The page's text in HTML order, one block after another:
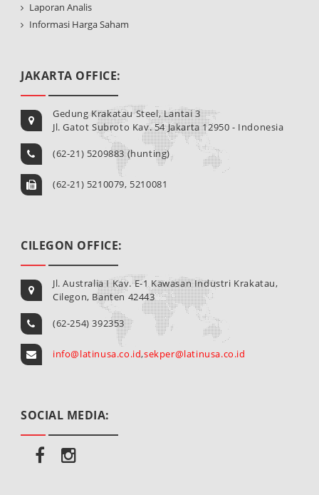
Laporan Analis
Informasi Harga Saham
JAKARTA OFFICE:
Gedung Krakatau Steel, Lantai 3
Jl. Gatot Subroto Kav. 54 Jakarta 12950 - Indonesia
(62-21) 5209883 (hunting)
(62-21) 5210079, 5210081
CILEGON OFFICE:
Jl. Australia I Kav. E-1 Kawasan Industri Krakatau,
Cilegon, Banten 42443
(62-254) 392353
info@latinusa.co.id,sekper@latinusa.co.id
SOCIAL MEDIA: